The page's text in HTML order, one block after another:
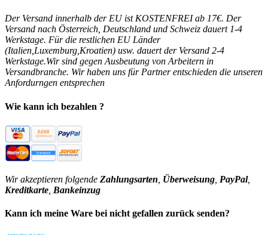
Der Versand innerhalb der EU ist KOSTENFREI ab 17€. Der
Versand nach Österreich, Deutschland und Schweiz dauert 1-4
Werkstage. Für die restlichen EU Länder
(Italien,Luxemburg,Kroatien) usw. dauert der Versand 2-4
Werkstage.Wir sind gegen Ausbeutung von Arbeitern in
Versandbranche. Wir haben uns für Partner entschieden die unseren
Anfordurngen entsprechen
Wie kann ich bezahlen ?
Wir akzeptieren folgende Zahlungsarten Überweisung PayPal,
Kreditkarte Bankeinzug
Kann ich meine Ware bei nicht gefallen zurück senden?